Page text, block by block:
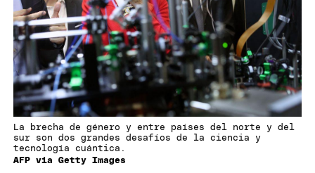
AFP via Getty Images
La brecha de género y entre países del norte y del
sur son dos grandes desafíos de la ciencia y
tecnología cuántica.